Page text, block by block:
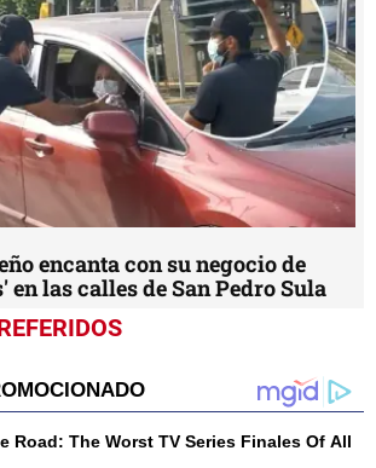
encanta con su negocio de
las calles de San Pedro Sula